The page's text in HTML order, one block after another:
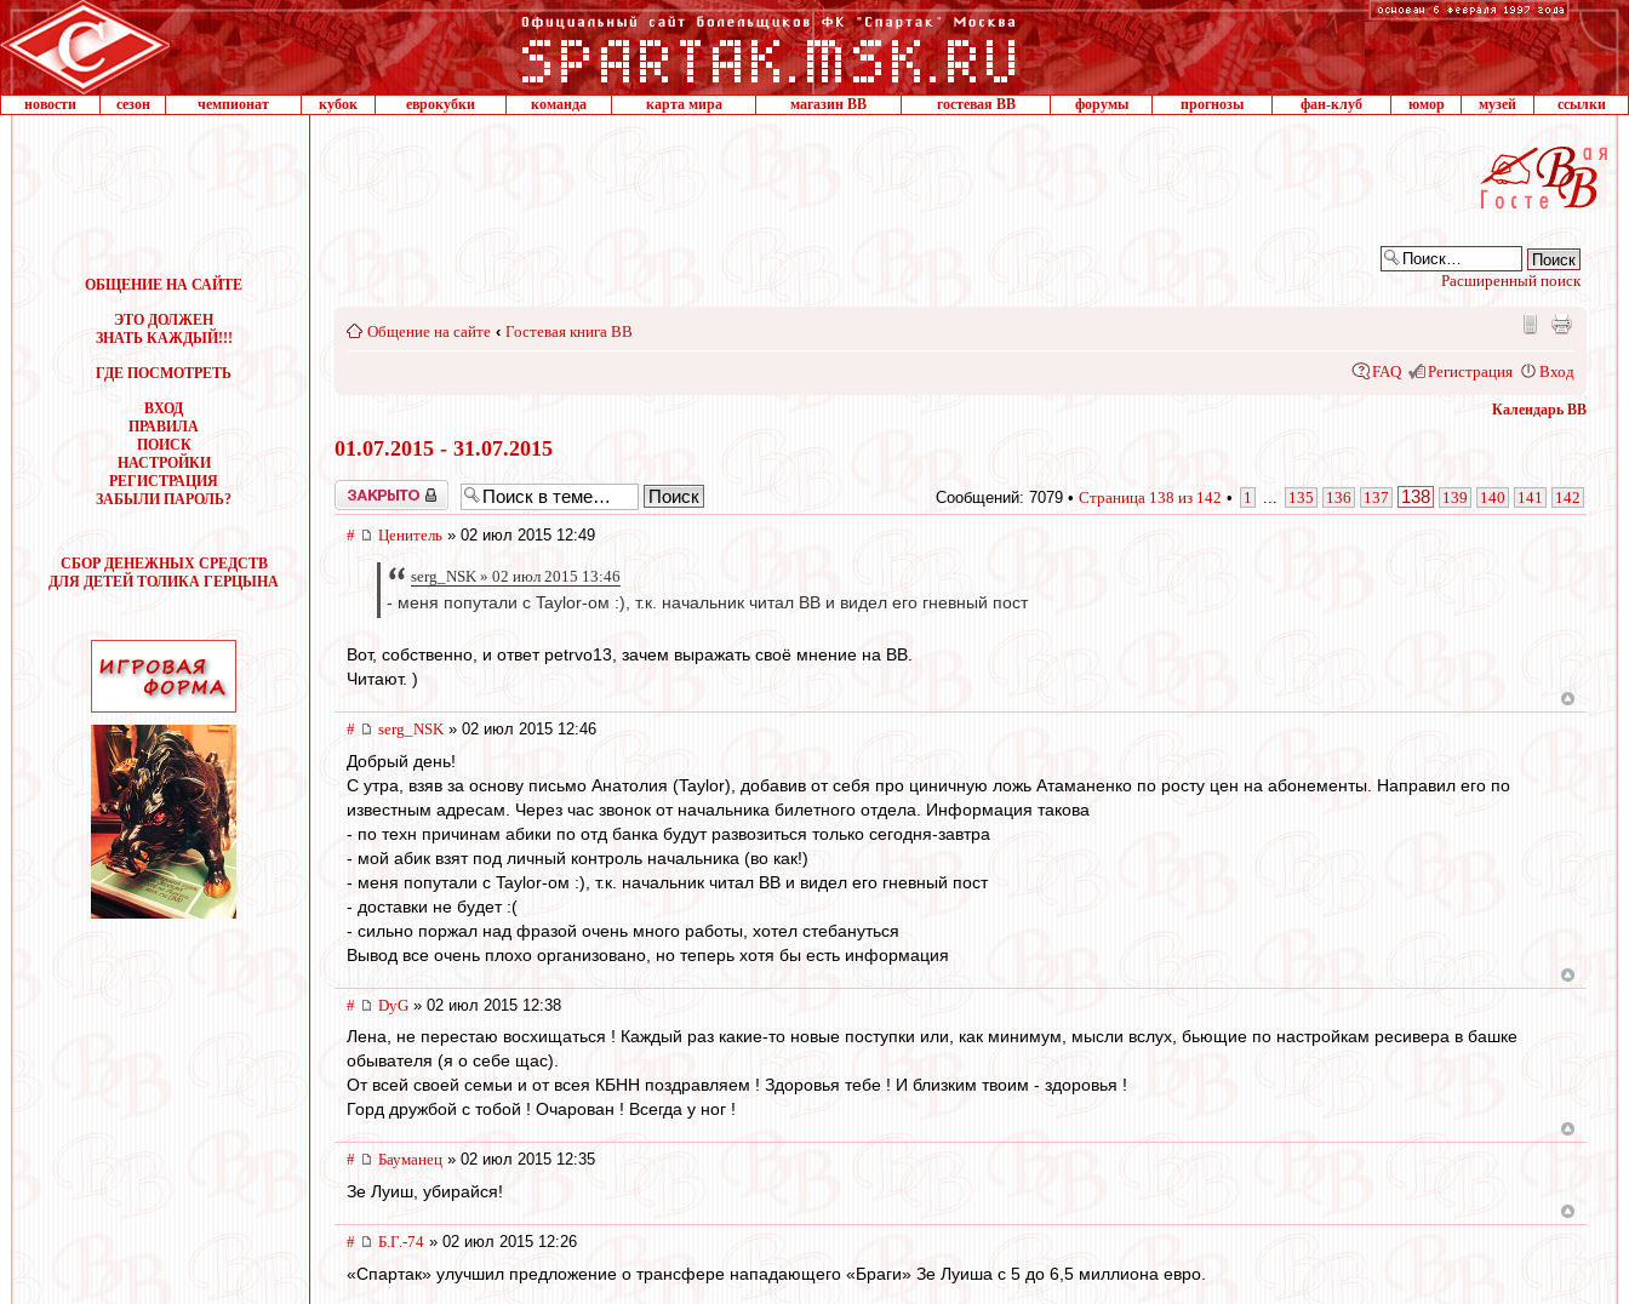
новости сезон чемпионат кубок еврокубки команда карта мира магазин ВВ гостевая ВВ форумы прогнозы фан-клуб юмор музей ссылки
ОБЩЕНИЕ НА САЙТЕ
ЭТО ДОЛЖЕН
ЗНАТЬ КАЖДЫЙ!!!
ГДЕ ПОСМОТРЕТЬ
ВХОД
ПРАВИЛА
ПОИСК
НАСТРОЙКИ
РЕГИСТРАЦИЯ
ЗАБЫЛИ ПАРОЛЬ?
СБОР ДЕНЕЖНЫХ СРЕДСТВ
ДЛЯ ДЕТЕЙ ТОЛИКА ГЕРЦЫНА
Расширенный поиск
Общение на сайте ‹ Гостевая книга ВВ
FAQ Регистрация Вход
Календарь ВВ
01.07.2015 - 31.07.2015
Закрыто Сообщений: 7079 • Страница 138 из 142 • 1 135 136 137 138 139 140 141 142
# Ценитель » 02 июл 2015 12:49
serg_NSK » 02 июл 2015 13:46
- меня попутали с Taylor-ом :), т.к. начальник читал ВВ и видел его гневный пост
Вот, собственно, и ответ petrvo13, зачем выражать своё мнение на ВВ.
Читают. )
# serg_NSK » 02 июл 2015 12:46
Добрый день!
С утра, взяв за основу письмо Анатолия (Taylor), добавив от себя про циничную ложь Атаманенко по росту цен на абонементы. Направил его по
известным адресам. Через час звонок от начальника билетного отдела. Информация такова
- по техн причинам абики по отд банка будут развозиться только сегодня-завтра
- мой абик взят под личный контроль начальника (во как!)
- меня попутали с Taylor-ом :), т.к. начальник читал ВВ и видел его гневный пост
- доставки не будет :(
- сильно поржал над фразой очень много работы, хотел стебануться
Вывод все очень плохо организовано, но теперь хотя бы есть информация
# DyG » 02 июл 2015 12:38
Лена, не перестаю восхищаться ! Каждый раз какие-то новые поступки или, как минимум, мысли вслух, бьющие по настройкам ресивера в башке
обывателя (я о себе щас).
От всей своей семьи и от всея КБНН поздравляем ! Здоровья тебе ! И близким твоим - здоровья !
Горд дружбой с тобой ! Очарован ! Всегда у ног !
# Бауманец » 02 июл 2015 12:35
Зе Луиш, убирайся!
# Б.Г.-74 » 02 июл 2015 12:26
«Спартак» улучшил предложение о трансфере нападающего «Браги» Зе Луиша с 5 до 6,5 миллиона евро.